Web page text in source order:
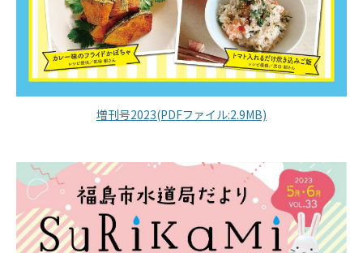
増刊号2023(PDFファイル:2.9MB)